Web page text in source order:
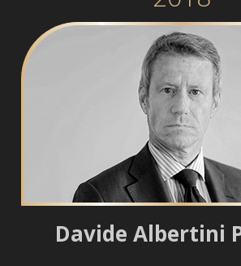
Davide Albertini